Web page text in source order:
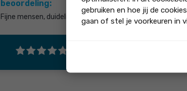
beoordeling:
Fijne mensen, duidelijk en snelle communicatie.
gebruiken en hoe jij de
gaan of stel je voorkeuren in